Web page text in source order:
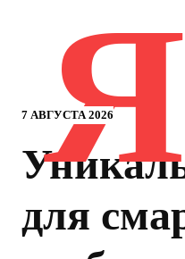
7 АВГУСТА 2026
Я
для